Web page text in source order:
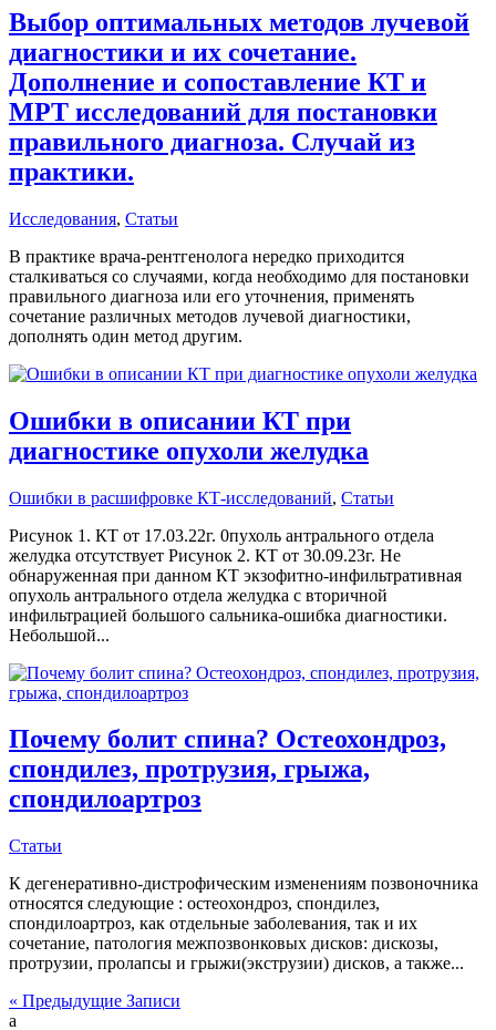
Выбор оптимальных методов лучевой
диагностики и их сочетание.
Дополнение и сопоставление КТ и
МРТ исследований для постановки
правильного диагноза. Случай из
практики.
Исследования, Статьи
В практике врача-рентгенолога нередко приходится
сталкиваться со случаями, когда необходимо для постановки
правильного диагноза или его уточнения, применять
сочетание различных методов лучевой диагностики,
дополнять один метод другим.
Ошибки в описании КТ при
диагностике опухоли желудка
Ошибки в расшифровке КТ-исследований, Статьи
Рисунок 1. КТ от 17.03.22г. 0пухоль антрального отдела
желудка отсутствует Рисунок 2. КТ от 30.09.23г. Не
обнаруженная при данном КТ экзофитно-инфильтративная
опухоль антрального отдела желудка с вторичной
инфильтрацией большого сальника-ошибка диагностики.
Небольшой...
Почему болит спина? Остеохондроз,
спондилез, протрузия, грыжа,
cпондилоартроз
Статьи
К дегенеративно-дистрофическим изменениям позвоночника
относятся следующие : остеохондроз, спондилез,
спондилоартроз, как отдельные заболевания, так и их
сочетание, патология межпозвонковых дисков: дискозы,
протрузии, пролапсы и грыжи(экструзии) дисков, а также...
« Предыдущие Записи
a